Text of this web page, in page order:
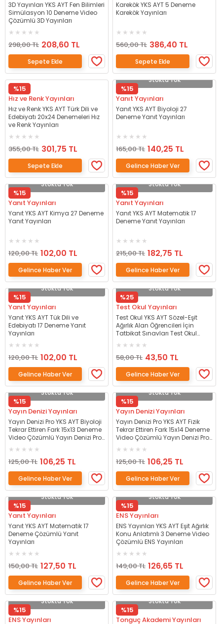
3D Yayınları YKS AYT Fen Bilimleri
Simülasyon 10 Deneme Video
Çözümlü 3D Yayınları
298,00 TL 208,60 TL
Sepete Ekle
Karekök YKS AYT 5 Deneme
Karekök Yayınları
560,00 TL 386,40 TL
Sepete Ekle
%15
Hız ve Renk Yayınları
Hız ve Renk YKS AYT Türk Dili ve
Edebiyatı 20x24 Denemeleri Hız
ve Renk Yayınları
355,00 TL 301,75 TL
Sepete Ekle
Stokta Yok
%15
Yanıt Yayınları
Yanıt YKS AYT Biyoloji 27
Deneme Yanıt Yayınları
165,00 TL 140,25 TL
Gelince Haber Ver
Stokta Yok
%15
Yanıt Yayınları
Yanıt YKS AYT Kimya 27 Deneme
Yanıt Yayınları
120,00 TL 102,00 TL
Gelince Haber Ver
Stokta Yok
%15
Yanıt Yayınları
Yanıt YKS AYT Matematik 17
Deneme Yanıt Yayınları
215,00 TL 182,75 TL
Gelince Haber Ver
Stokta Yok
%15
Yanıt Yayınları
Yanıt YKS AYT Tük Dili ve
Edebiyatı 17 Deneme Yanıt
Yayınları
120,00 TL 102,00 TL
Gelince Haber Ver
Stokta Yok
%25
Test Okul Yayınları
Test Okul YKS AYT Sözel-Eşit
Ağırlık Alan Öğrencileri İçin
Tatbikat Sınavları Test Okul
58,00 TL 43,50 TL
Gelince Haber Ver
Stokta Yok
%15
Yayın Denizi Yayınları
Yayın Denizi Pro YKS AYT Biyoloji
Tekrar Ettiren Fark 15x13 Deneme
Video Çözümlü Yayın Denizi Pro
125,00 TL 106,25 TL
Gelince Haber Ver
Stokta Yok
%15
Yayın Denizi Yayınları
Yayın Denizi Pro YKS AYT Fizik
Tekrar Ettiren Fark 15x14 Deneme
Video Çözümlü Yayın Denizi Pro
125,00 TL 106,25 TL
Gelince Haber Ver
Stokta Yok
%15
Yanıt Yayınları
Yanıt YKS AYT Matematik 17
Deneme Çözümlü Yanıt
Yayınları
150,00 TL 127,50 TL
Gelince Haber Ver
Stokta Yok
%15
ENS Yayınları
ENS Yayınları YKS AYT Eşit Ağırlık
Konu Anlatımlı 3 Deneme Video
Çözümlü ENS Yayınları
149,00 TL 126,65 TL
Gelince Haber Ver
Stokta Yok
%15
ENS Yayınları
Stokta Yok
%15
Tonguç Akademi Yayınları